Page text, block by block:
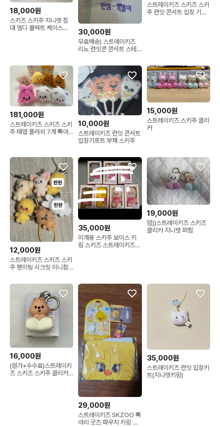
18,000원
스키즈 스키주 지니렛 침
대 엠디 콜렉트 케이스
30,000원
무료배송) 스트레이키즈
리노 런잇콘 콘서트 스테
스트레이키즈 스키즈 스키
주 런잇 콘서트 입장 기프
181,000원
스트레이키즈 스키즈 스키
주 태엽 플러쉬 7개 뽁아
10,000원
스트레이키즈 런잇 콘서트
입장기프트 부채 스키주
15,000원
스트레이키즈 스키주 클리
커
12,000원
스트레이키즈 스키즈 스키
주 팬미팅 시크릿 미니참
35,000원
미개봉 스키주 보이스 키
링 스키즈 스트레이키즈
19,000원
덤))스트레이키즈 스키즈
클리커 지니렛 퍼핌
16,000원
(원가+수수료)스트레이키
즈 스키즈 스키주 클리커
29,000원
스트레이키즈 SKZOO 뽁
아리 굿즈 파우치 키링 세
35,000원
스트레이키즈 런잇 입장키
트(지니렛키링)